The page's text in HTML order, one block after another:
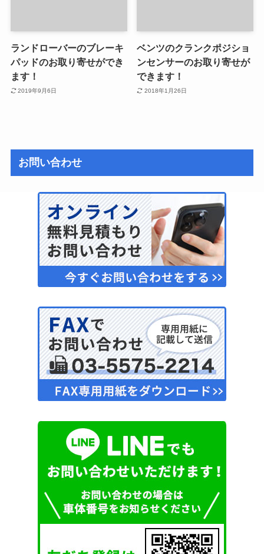
ランドローバーのブレーキ
パッドのお取り寄せができ
ます！
2019年9月6日
ベンツのクランクポジショ
ンセンサーのお取り寄せが
できます！
2018年1月26日
お問い合わせ